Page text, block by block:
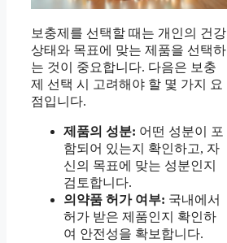
보충제를 선택할 때는 개인의 건강
상태와 목표에 맞는 제품을 선택하
는 것이 중요합니다. 다음은 보충
제 선택 시 고려해야 할 몇 가지 요
점입니다.
제품의 성분: 어떤 성분이 포
함되어 있는지 확인하고, 자
신의 목표에 맞는 성분인지
검토합니다.
의약품 허가 여부: 국내에서
허가 받은 제품인지 확인하
여 안전성을 확보합니다.